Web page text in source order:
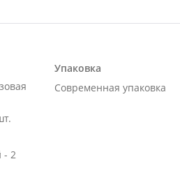
- 2
Упаковка
Современная упаковка